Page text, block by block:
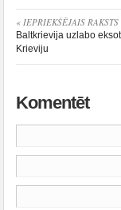
« IEPRIEKŠĒJAIS RAKSTS
Baltkrievija uzlabo
Krieviju
Komentēt